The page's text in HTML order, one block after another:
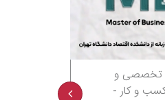
پکیج جامع آموزشی، تخصصی و
کاربردی "رهبری کسب و کار،